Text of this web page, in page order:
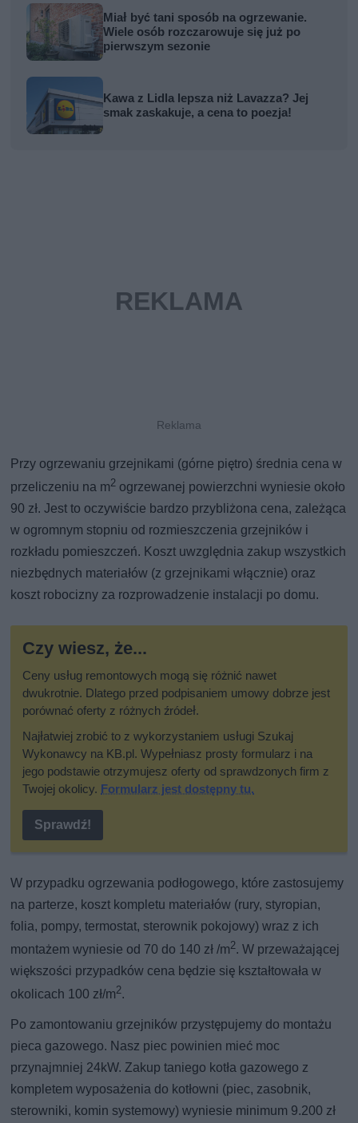
Miał być tani sposób na ogrzewanie.
Wiele osób rozczarowuje się już po
pierwszym sezonie
Kawa z Lidla lepsza niż Lavazza? Jej
smak zaskakuje, a cena to poezja!
Przy ogrzewaniu grzejnikami (górne piętro) średnia cena w
przeliczeniu na m2 ogrzewanej powierzchni wyniesie około
90 zł. Jest to oczywiście bardzo przybliżona cena, zależąca
w ogromnym stopniu od rozmieszczenia grzejników i
rozkładu pomieszczeń. Koszt uwzględnia zakup wszystkich
niezbędnych materiałów (z grzejnikami włącznie) oraz
koszt robocizny za rozprowadzenie instalacji po domu.
Czy wiesz, że...
Ceny usług remontowych mogą się różnić nawet
dwukrotnie. Dlatego przed podpisaniem umowy dobrze jest
porównać oferty z różnych źródeł.
Najłatwiej zrobić to z wykorzystaniem usługi Szukaj
Wykonawcy na KB.pl. Wypełniasz prosty formularz i na
jego podstawie otrzymujesz oferty od sprawdzonych firm z
Twojej okolicy. Formularz jest dostępny tu.
Sprawdź!
W przypadku ogrzewania podłogowego, które zastosujemy
na parterze, koszt kompletu materiałów (rury, styropian,
folia, pompy, termostat, sterownik pokojowy) wraz z ich
montażem wyniesie od 70 do 140 zł /m2. W przeważającej
większości przypadków cena będzie się kształtowała w
okolicach 100 zł/m2.
Po zamontowaniu grzejników przystępujemy do montażu
pieca gazowego. Nasz piec powinien mieć moc
przynajmniej 24kW. Zakup taniego kotła gazowego z
kompletem wyposażenia do kotłowni (piec, zasobnik,
sterowniki, komin systemowy) wyniesie minimum 9.200 zł